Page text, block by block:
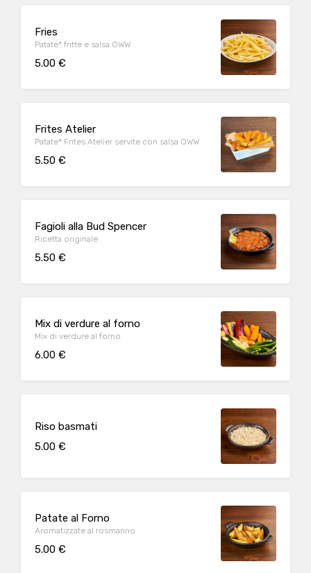
Fries
Patate* fritte e salsa OWW
5.00 €
Frites Atelier
Patate* Frites Atelier servite con salsa OWW
5.50 €
Fagioli alla Bud Spencer
Ricetta originale
5.50 €
Mix di verdure al forno
Mix di verdure al forno
6.00 €
Riso basmati
5.00 €
Patate al Forno
Aromatizzate al rosmarino
5.00 €